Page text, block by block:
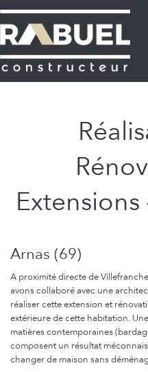
Extensions
Arnas (69)
A proximité directe de
avons collaboré avec une
réaliser cette extension et
extérieure de cette habitation.
matières contemporaines
composent un résultat
changer de maison sans